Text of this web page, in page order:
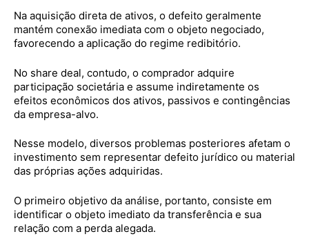
Na aquisição direta de ativos, o defeito geralmente
mantém conexão imediata com o objeto negociado,
favorecendo a aplicação do regime redibitório.
No share deal, contudo, o comprador adquire
participação societária e assume indiretamente os
efeitos econômicos dos ativos, passivos e contingências
da empresa-alvo.
Nesse modelo, diversos problemas posteriores afetam o
investimento sem representar defeito jurídico ou material
das próprias ações adquiridas.
O primeiro objetivo da análise, portanto, consiste em
identificar o objeto imediato da transferência e sua
relação com a perda alegada.